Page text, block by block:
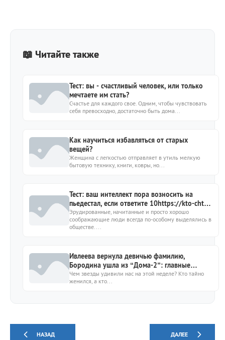
📖 Читайте также
Тест: вы - счастливый человек, или только
мечтаете им стать?
Счастье для каждого свое. Одним, чтобы чувствовать
себя превосходно, достаточно быть дома...
Как научиться избавляться от старых
вещей?
Женщина с легкостью отправляет в утиль мелкую
бытовую технику, книги, ковры, но...
Тест: ваш интеллект пора возносить на
пьедестал, если ответите 10https://kto-chto-
gde.ru/wp-
content/themes/theme2019/img/placeholder-
image.png10
Эрудированные, начитанные и просто хорошо
соображающие люди всегда по-особому выделялись в
обществе....
Ивлеева вернула девичью фамилию,
Бородина ушла из “Дома-2”: главные
новости звёзд о личном
Чем звезды удивили нас на этой неделе? Кто тайно
женился, а кто...
НАЗАД ДАЛЕЕ